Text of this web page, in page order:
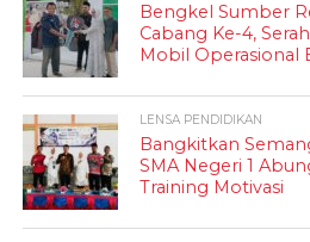
Bengkel Sumber
Cabang Ke-4,
Mobil Operasional
LENSA PENDIDIKAN
Bangkitkan
SMA Negeri 1
Training Motivasi